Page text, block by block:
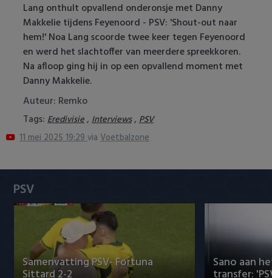
FC Twente
FC Utrecht
Feyenoord
Heracles Almelo
NAC Breda
PSV
Roda JC
SC Heerenveen
Sparta
Vrouwenvoetbal
Champions League
Europa League
Conference League
Lang onthult opvallend onderonsje met Danny
Makkelie tijdens Feyenoord - PSV: 'Shout-out naar
hem!' Noa Lang scoorde twee keer tegen Feyenoord
en werd het slachtoffer van meerdere spreekkoren.
Na afloop ging hij in op een opvallend moment met
Danny Makkelie.
Auteur: Remko
Tags: Eredivisie, Interviews, PSV
11 mei 2025 19:29via Voetbalzone
PSV
Samenvatting PSV- Fortuna Sano aan